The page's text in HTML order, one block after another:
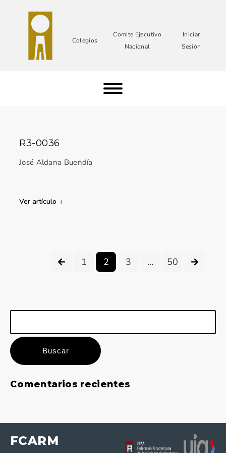
Colegios
Comite Ejecutivo
Nacional
Iniciar
Sesión
R3-0036
José Aldana Buendía
Ver artículo +
1 2 3 … 50
Buscar:
Comentarios recientes
FCARM